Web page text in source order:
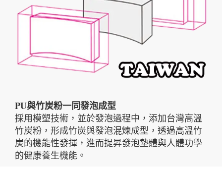
PU與竹炭粉一同發泡成型
採用模塑技術，並於發泡過程中，添加台灣高溫
竹炭粉，形成竹炭與發泡混煉成型，透過高溫竹
炭的機能性發揮，進而提昇發泡墊體與人體功學
的健康養生機能。